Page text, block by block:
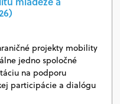
projekty mobility
jedno spoločné
na podporu
participácie a dialógu